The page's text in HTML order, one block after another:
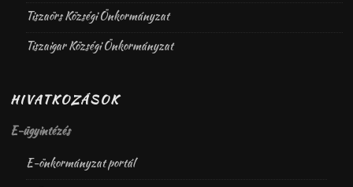
Tiszaörs Községi Önkormányzat
Tiszaigar Községi Önkormányzat
HIVATKOZÁSOK
E-ügyintézés
E-önkormányzat portál